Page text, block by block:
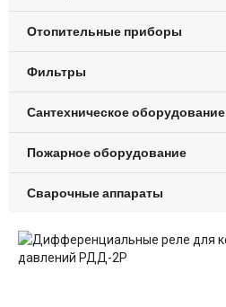
Отопительные приборы
Фильтры
Сантехническое оборудование
Пожарное оборудование
Сварочные аппараты